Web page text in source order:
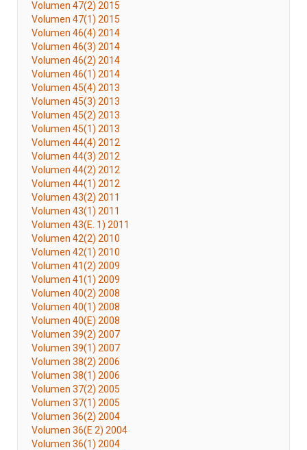
Volumen 47(2) 2015
Volumen 47(1) 2015
Volumen 46(4) 2014
Volumen 46(3) 2014
Volumen 46(2) 2014
Volumen 46(1) 2014
Volumen 45(4) 2013
Volumen 45(3) 2013
Volumen 45(2) 2013
Volumen 45(1) 2013
Volumen 44(4) 2012
Volumen 44(3) 2012
Volumen 44(2) 2012
Volumen 44(1) 2012
Volumen 43(2) 2011
Volumen 43(1) 2011
Volumen 43(E. 1) 2011
Volumen 42(2) 2010
Volumen 42(1) 2010
Volumen 41(2) 2009
Volumen 41(1) 2009
Volumen 40(2) 2008
Volumen 40(1) 2008
Volumen 40(E) 2008
Volumen 39(2) 2007
Volumen 39(1) 2007
Volumen 38(2) 2006
Volumen 38(1) 2006
Volumen 37(2) 2005
Volumen 37(1) 2005
Volumen 36(2) 2004
Volumen 36(E 2) 2004
Volumen 36(1) 2004